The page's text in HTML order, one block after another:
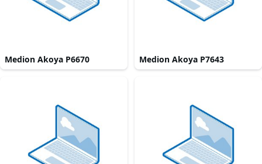
Medion Akoya P6670 Medion Akoya P7643